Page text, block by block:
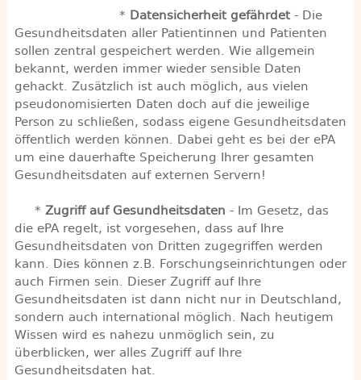
* Datensicherheit gefährdet- Die
Gesundheitsdaten aller Patientinnen und Patienten
sollen zentral gespeichert werden. Wie allgemein
bekannt, werden immer wieder sensible Daten
gehackt. Zusätzlich ist auch möglich, aus vielen
pseudonomisierten Daten doch auf die jeweilige
Person zu schließen, sodass eigene Gesundheitsdaten
öffentlich werden können. Dabei geht es bei der ePA
um eine dauerhafte Speicherung Ihrer gesamten
Gesundheitsdaten auf externen Servern!
* Zugriff auf Gesundheitsdaten - Im Gesetz, das
die ePA regelt, ist vorgesehen, dass auf Ihre
Gesundheitsdaten von Dritten zugegriffen werden
kann. Dies können z.B. Forschungseinrichtungen oder
auch Firmen sein. Dieser Zugriff auf Ihre
Gesundheitsdaten ist dann nicht nur in Deutschland,
sondern auch international möglich. Nach heutigem
Wissen wird es nahezu unmöglich sein, zu
überblicken, wer alles Zugriff auf Ihre
Gesundheitsdaten hat.